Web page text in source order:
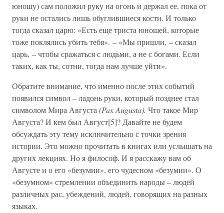
юношу) сам положил руку на огонь и держал ее, пока от
руки не остались лишь обуглившиеся кости. И только
тогда сказал царю: «Есть еще триста юношей, которые
тоже поклялись убить тебя». – «Мы пришли, – сказал
царь, – чтобы сражаться с людьми, а не с богами. Если
таких, как ты, сотни, тогда нам лучше уйти».
Обратите внимание, что именно после этих событий
появился символ – ладонь руки, который позднее стал
символом Мира Августа (Pax Augusta). Что такое Мир
Августа? И кем был Август[5]? Давайте не будем
обсуждать эту тему исключительно с точки зрения
истории. Это можно прочитать в книгах или услышать на
других лекциях. Но я философ. И я расскажу вам об
Августе и о его «безумии», его чудесном «безумии». О
«безумном» стремлении объединить народы – людей
различных рас, убеждений, людей, говорящих на разных
языках.